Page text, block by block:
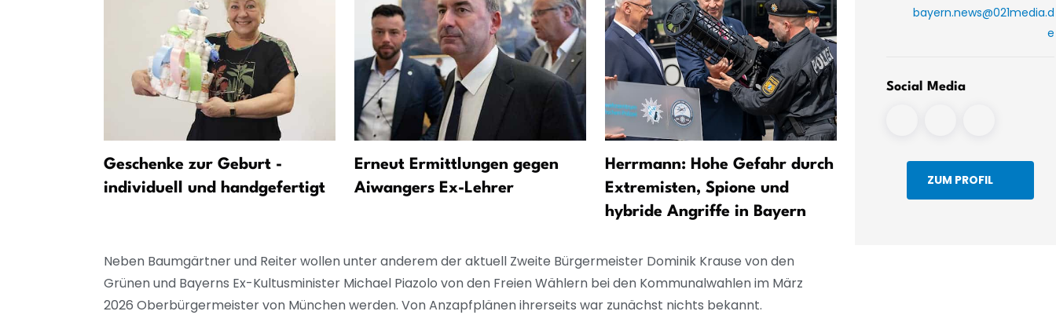
Geschenke zur Geburt -
individuell und handgefertigt
Erneut Ermittlungen gegen
Aiwangers Ex-Lehrer
Herrmann: Hohe Gefahr durch
Extremisten, Spione und
hybride Angriffe in Bayern
Hybride Bedrohung
«nie gekanntes Level»
Neben Baumgärtner und Reiter wollen unter anderem der aktuell Zweite Bürgermeister Dominik Krause von den
Grünen und Bayerns Ex-Kultusminister Michael Piazolo von den Freien Wählern bei den Kommunalwahlen im März
2026 Oberbürgermeister von München werden. Von Anzapfplänen ihrerseits war zunächst nichts bekannt.
bayern.news@021media.d
e
Social Media
ZUM PROFIL